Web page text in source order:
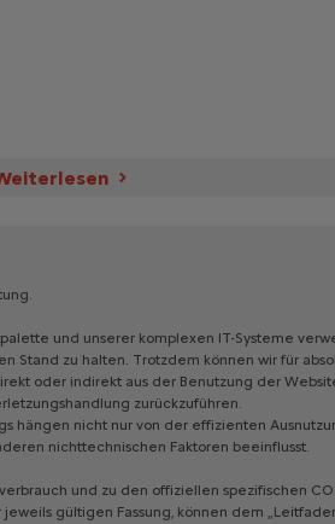
und unserer komplexen IT-Systeme
Stand zu halten. Trotzdem können wir für
oder indirekt aus der Benutzung der
zurückzuführen.
hängen nicht nur von der effizienten
nichttechnischen Faktoren beeinflusst.
und zu den offiziellen spezifischen
jeweils gültigen Fassung, können dem